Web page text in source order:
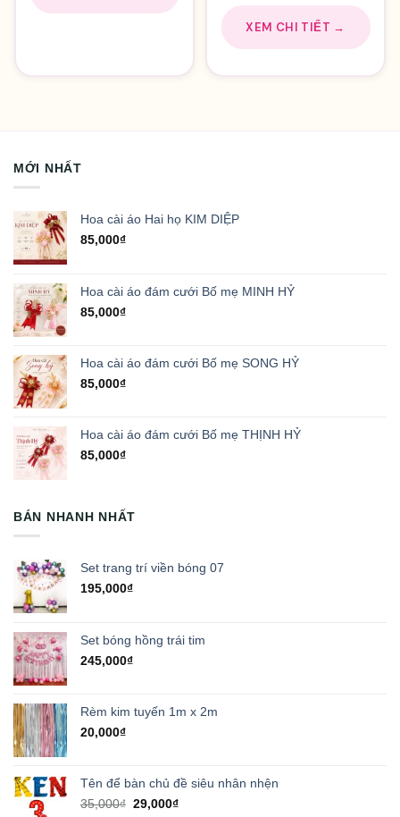
XEM CHI TIẾT →
MỚI NHẤT
Hoa cài áo Hai họ KIM DIỆP
85,000₫
Hoa cài áo đám cưới Bố mẹ MINH HỶ
85,000₫
Hoa cài áo đám cưới Bố mẹ SONG HỶ
85,000₫
Hoa cài áo đám cưới Bố mẹ THỊNH HỶ
85,000₫
BÁN NHANH NHẤT
Set trang trí viền bóng 07
195,000₫
Set bóng hồng trái tim
245,000₫
Rèm kim tuyến 1m x 2m
20,000₫
Tên để bàn chủ đề siêu nhân nhện
35,000₫ Giá
29,000₫Giá